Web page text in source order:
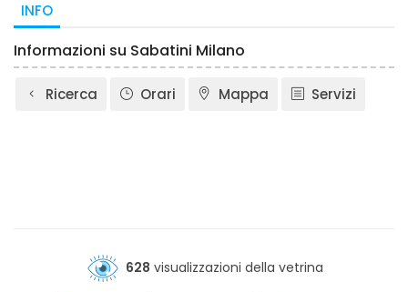
INFO
Informazioni su Sabatini Milano
Ricerca Orari Mappa Servizi
628 visualizzazioni della vetrina